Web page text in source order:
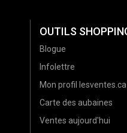
OUTILS
Blogue
Infolettre
Mon profil lesventes.ca
Carte des aubaines
Ventes aujourd'hui